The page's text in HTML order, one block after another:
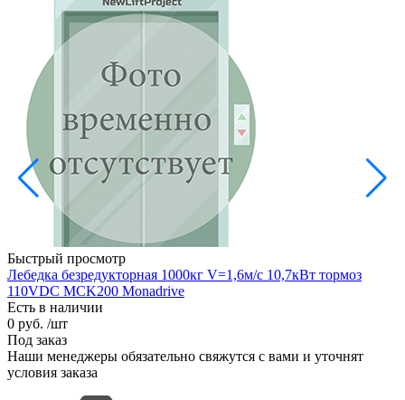
Быстрый просмотр
Лебедка безредукторная 1000кг V=1,6м/с 10,7кВт тормоз
110VDC MCK200 Monadrive
Есть в наличии
0 руб. /шт
Под заказ
Наши менеджеры обязательно свяжутся с вами и уточнят
условия заказа